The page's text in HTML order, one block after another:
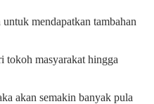
mendapatkan tambahan
tokoh masyarakat hingga
akan semakin banyak pula